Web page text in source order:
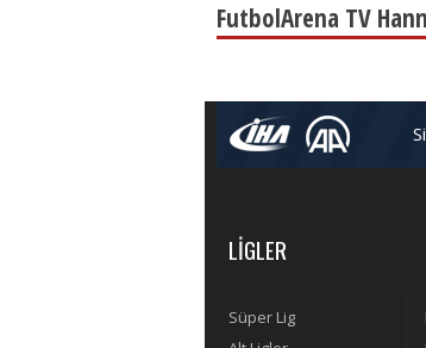
FutbolArena TV
LİGLER
Süper Lig